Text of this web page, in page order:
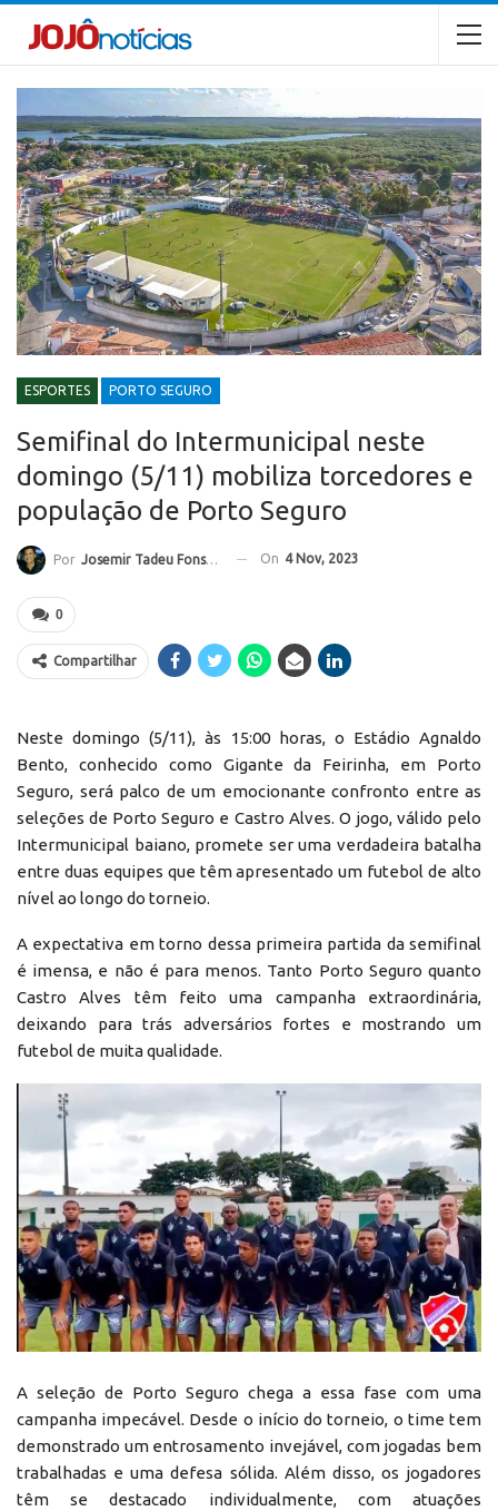
ESPORTES PORTO SEGURO
Semifinal do Intermunicipal neste
domingo (5/11) mobiliza torcedores e
população de Porto Seguro
Por Josemir Tadeu Fonseca On 4 Nov, 2023
0
Compartilhar
Neste domingo (5/11), às 15:00 horas, o Estádio Agnaldo
Bento, conhecido como Gigante da Feirinha, em Porto
Seguro, será palco de um emocionante confronto entre as
seleções de Porto Seguro e Castro Alves. O jogo, válido pelo
Intermunicipal baiano, promete ser uma verdadeira batalha
entre duas equipes que têm apresentado um futebol de alto
nível ao longo do torneio.
A expectativa em torno dessa primeira partida da semifinal
é imensa, e não é para menos. Tanto Porto Seguro quanto
Castro Alves têm feito uma campanha extraordinária,
deixando para trás adversários fortes e mostrando um
futebol de muita qualidade.
A seleção de Porto Seguro chega a essa fase com uma
campanha impecável. Desde o início do torneio, o time tem
demonstrado um entrosamento invejável, com jogadas bem
trabalhadas e uma defesa sólida. Além disso, os jogadores
têm se destacado individualmente, com atuações